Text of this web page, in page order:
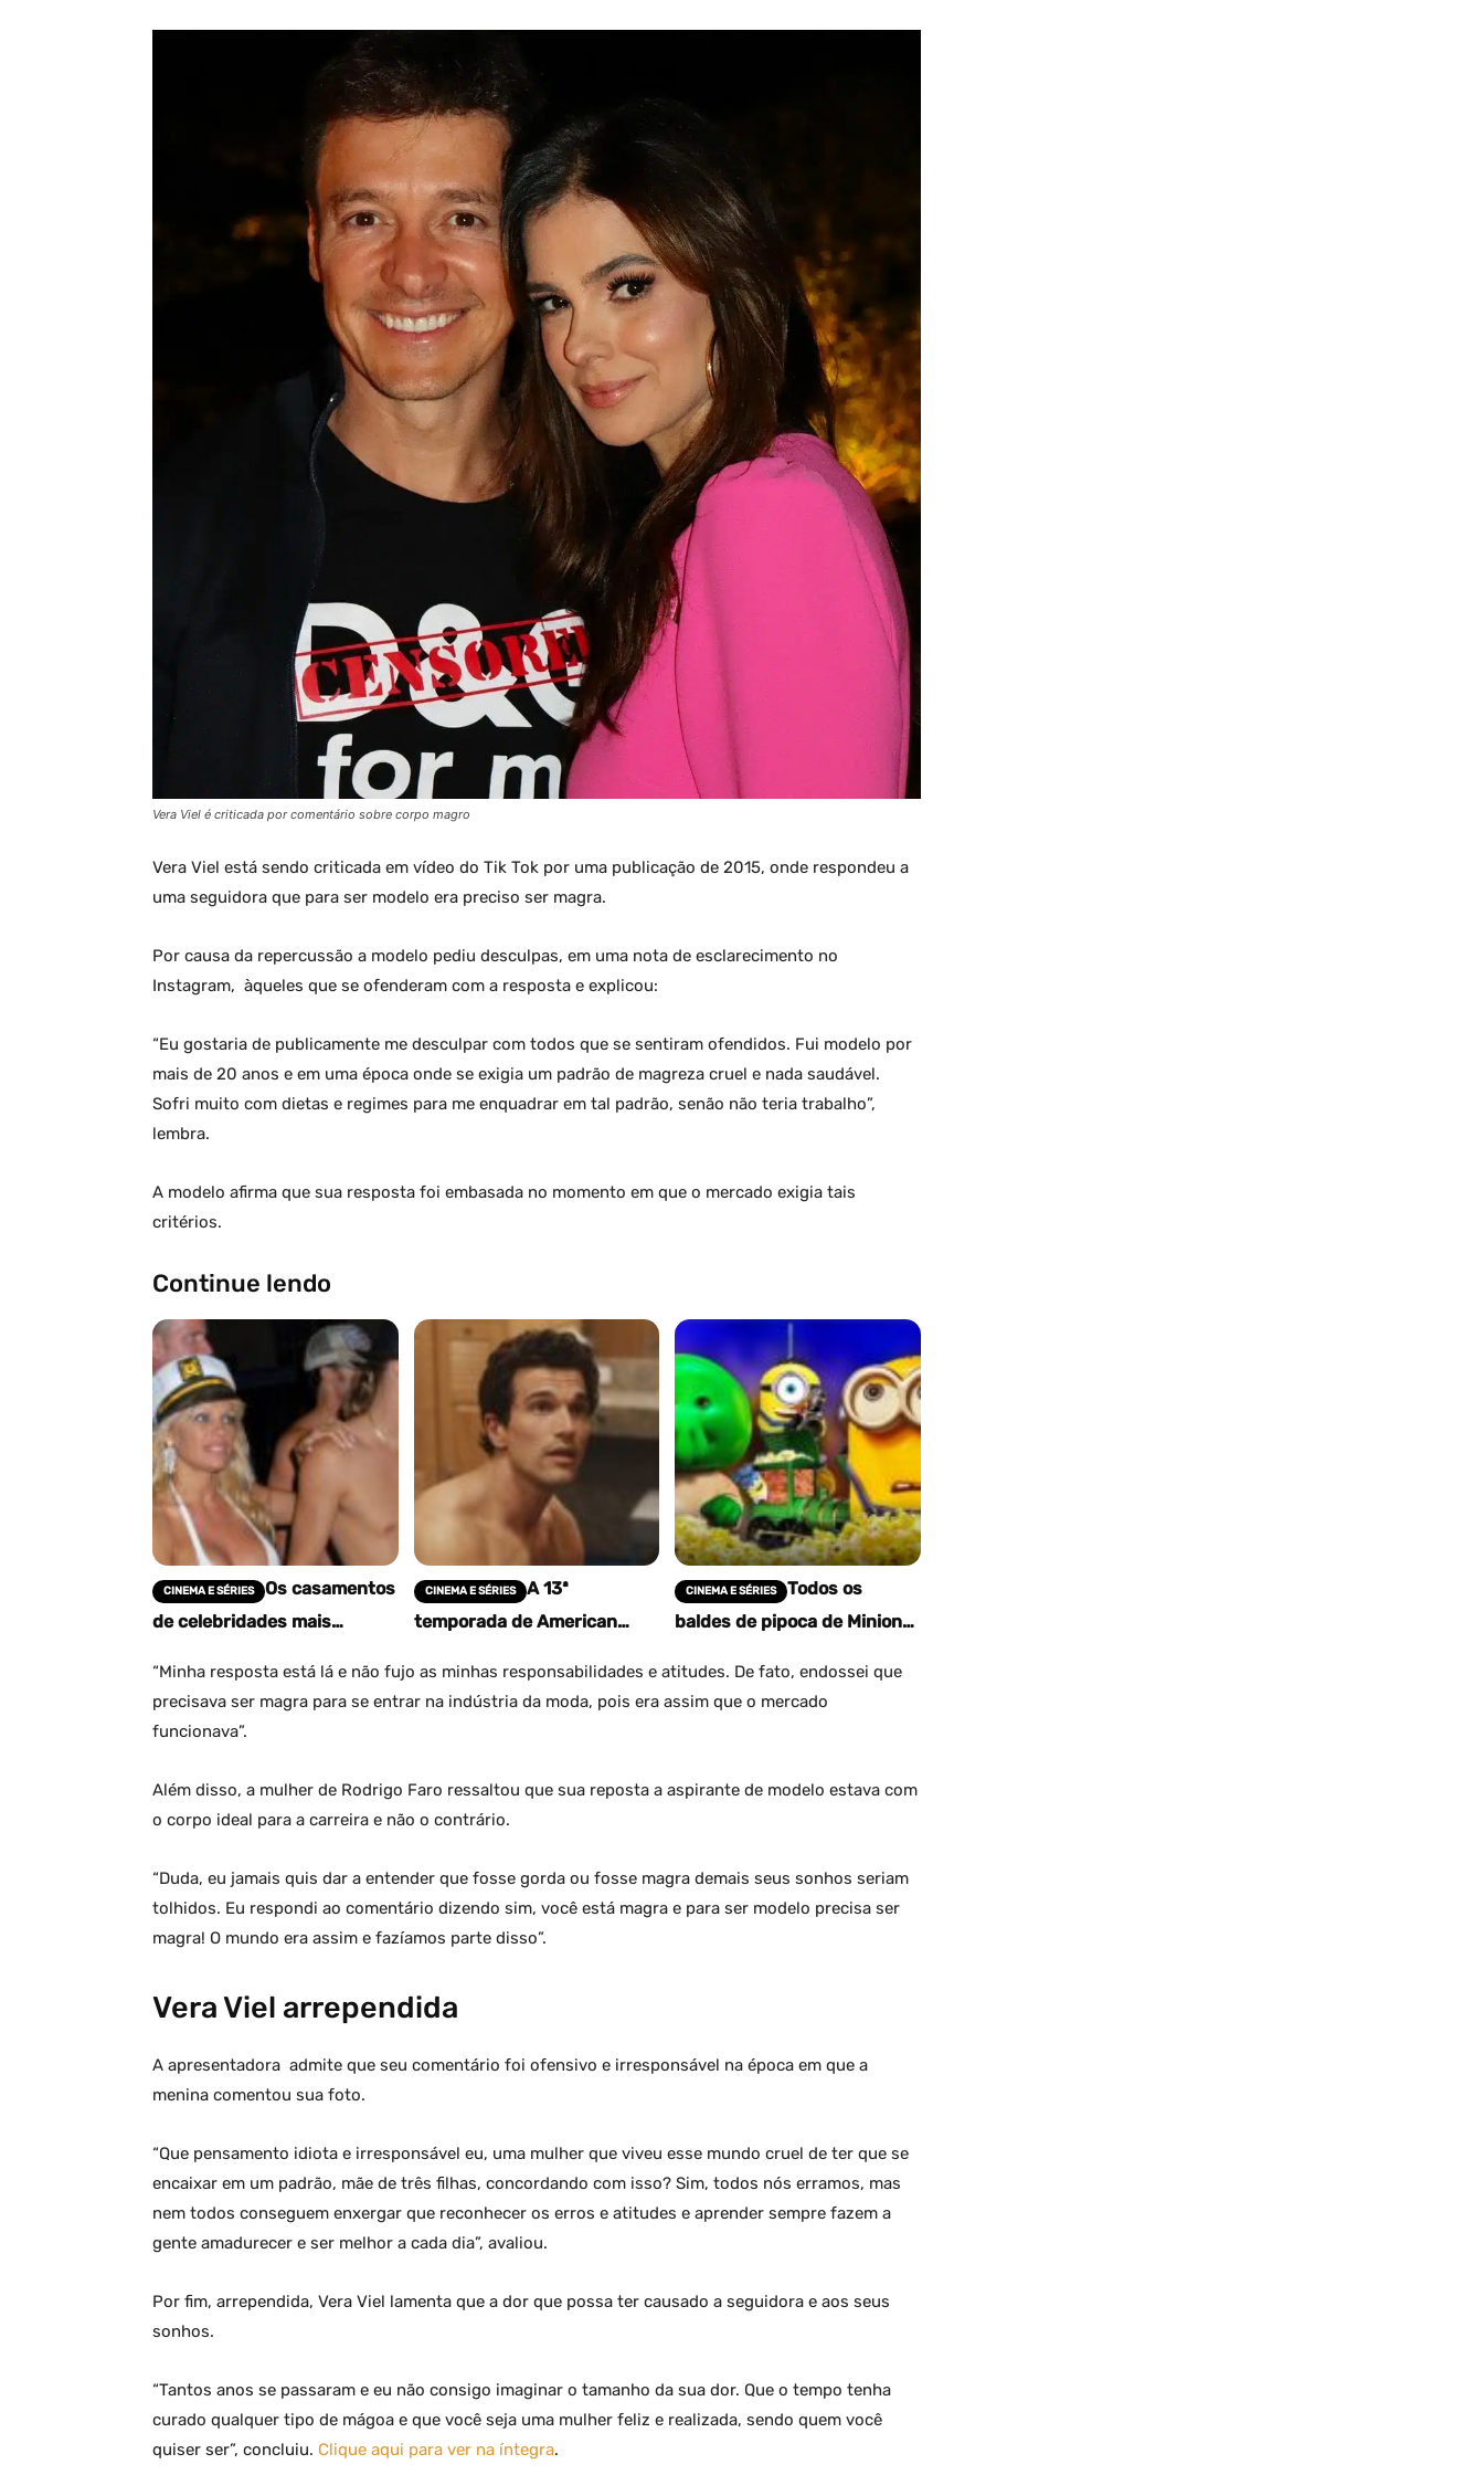
Vera Viel é criticada por comentário sobre corpo magro
Vera Viel está sendo criticada em vídeo do Tik Tok por uma publicação de 2015, onde respondeu a
uma seguidora que para ser modelo era preciso ser magra.
Por causa da repercussão a modelo pediu desculpas, em uma nota de esclarecimento no
Instagram, àqueles que se ofenderam com a resposta e explicou:
“Eu gostaria de publicamente me desculpar com todos que se sentiram ofendidos. Fui modelo por
mais de 20 anos e em uma época onde se exigia um padrão de magreza cruel e nada saudável.
Sofri muito com dietas e regimes para me enquadrar em tal padrão, senão não teria trabalho”,
lembra.
A modelo afirma que sua resposta foi embasada no momento em que o mercado exigia tais
critérios.
Continue lendo
CINEMA E SÉRIES
Os casamentos
de celebridades mais
tempos
CINEMA E SÉRIES
A 13ª
temporada de American
Anthony Kelly como novo
sangue em possível final de
era
CINEMA E SÉRIES
Todos os
baldes de pipoca de Minions
e onde comprar no Brasil
“Minha resposta está lá e não fujo as minhas responsabilidades e atitudes. De fato, endossei que
precisava ser magra para se entrar na indústria da moda, pois era assim que o mercado
funcionava”.
Além disso, a mulher de Rodrigo Faro ressaltou que sua reposta a aspirante de modelo estava com
o corpo ideal para a carreira e não o contrário.
“Duda, eu jamais quis dar a entender que fosse gorda ou fosse magra demais seus sonhos seriam
tolhidos. Eu respondi ao comentário dizendo sim, você está magra e para ser modelo precisa ser
magra! O mundo era assim e fazíamos parte disso”.
Vera Viel arrependida
A apresentadora admite que seu comentário foi ofensivo e irresponsável na época em que a
menina comentou sua foto.
“Que pensamento idiota e irresponsável eu, uma mulher que viveu esse mundo cruel de ter que se
encaixar em um padrão, mãe de três filhas, concordando com isso? Sim, todos nós erramos, mas
nem todos conseguem enxergar que reconhecer os erros e atitudes e aprender sempre fazem a
gente amadurecer e ser melhor a cada dia”, avaliou.
Por fim, arrependida, Vera Viel lamenta que a dor que possa ter causado a seguidora e aos seus
sonhos.
“Tantos anos se passaram e eu não consigo imaginar o tamanho da sua dor. Que o tempo tenha
curado qualquer tipo de mágoa e que você seja uma mulher feliz e realizada, sendo quem você
quiser ser”, concluiu. Clique aqui para ver na íntegra.